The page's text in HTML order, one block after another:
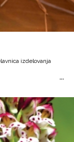
izdelovanja